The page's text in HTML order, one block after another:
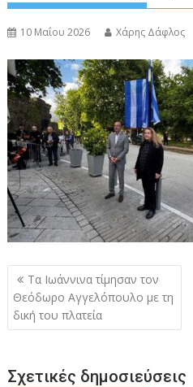
10 Μαΐου 2026 Χάρης Δάφλος
Πλοήγηση
άρθρων
Τα Ιωάννινα τίμησαν τον
Θεόδωρο Αγγελόπουλο με τη
δική του πλατεία
Σχετικές δημοσιεύσεις